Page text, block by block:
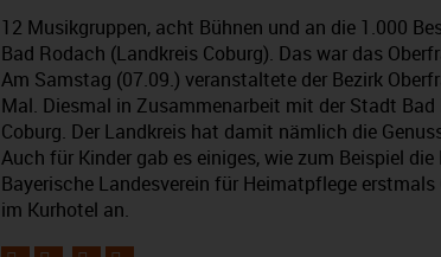
12 Musikgruppen, acht Bühnen und an die 1.000
Bad Rodach (Landkreis Coburg). Das war das
Am Samstag (07.09.) veranstaltete der Bezirk
Mal. Diesmal in Zusammenarbeit mit der Stadt
Coburg. Der Landkreis hat damit nämlich die
Auch für Kinder gab es einiges, wie zum Beispiel
Bayerische Landesverein für Heimatpflege erstmals
im Kurhotel an.